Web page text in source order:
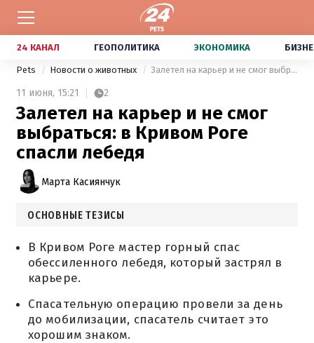
24 КАНАЛ ГЕОПОЛИТИКА ЭКОНОМИКА
Pets Новости о животных Залетел на карьер и не смог выбраться: в Кривом Роге спасли лебедя
11 июня, 15:21 2
Залетел на карьер и не смог
выбраться: в Кривом Роге
спасли лебедя
Марта Касиянчук
ОСНОВНЫЕ ТЕЗИСЫ
В Кривом Роге мастер горный спас
обессиленного лебедя, который застрял в
карьере.
Спасательную операцию провели за день
до мобилизации, спасатель считает это
хорошим знаком.